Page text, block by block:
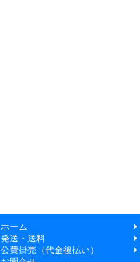
ホーム
発送・送料
公費掛売（代金後払い）